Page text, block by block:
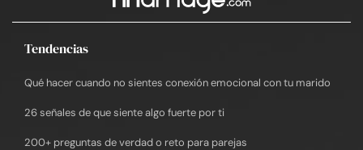
Tendencias
Qué hacer cuando no sientes conexión emocional con tu marido
26 señales de que siente algo fuerte por ti
200+ preguntas de verdad o reto para parejas